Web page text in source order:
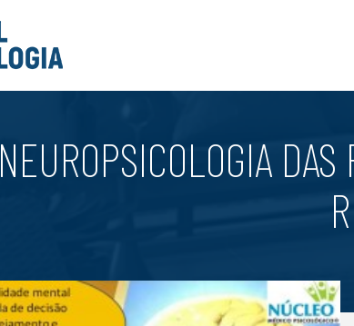
NEUROPSICOLOGIA